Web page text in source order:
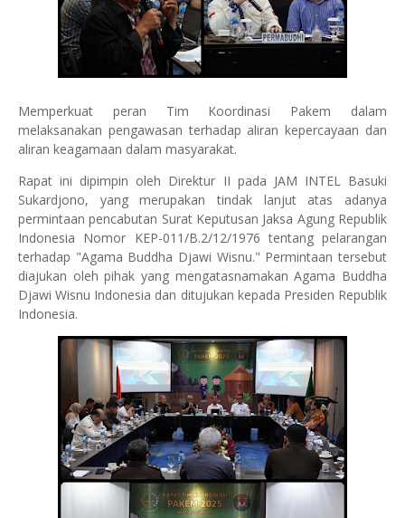
Memperkuat peran Tim Koordinasi Pakem dalam
melaksanakan pengawasan terhadap aliran kepercayaan dan
aliran keagamaan dalam masyarakat.
Rapat ini dipimpin oleh Direktur II pada JAM INTEL Basuki
Sukardjono, yang merupakan tindak lanjut atas adanya
permintaan pencabutan Surat Keputusan Jaksa Agung Republik
Indonesia Nomor KEP-011/B.2/12/1976 tentang pelarangan
terhadap "Agama Buddha Djawi Wisnu." Permintaan tersebut
diajukan oleh pihak yang mengatasnamakan Agama Buddha
Djawi Wisnu Indonesia dan ditujukan kepada Presiden Republik
Indonesia.